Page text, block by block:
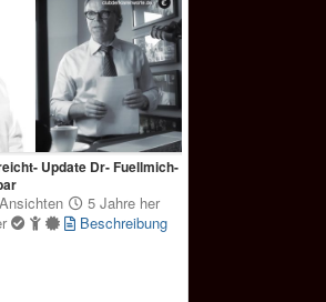
Update Dr- Fuellmich-
5 Jahre her
Beschreibung